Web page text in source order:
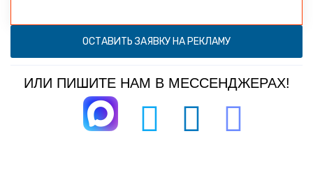
ОСТАВИТЬ ЗАЯВКУ НА РЕКЛАМУ
ИЛИ ПИШИТЕ НАМ В МЕССЕНДЖЕРАХ!